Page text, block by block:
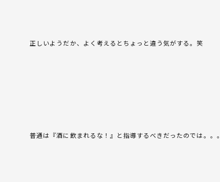
正しいようだか、よく考えるとちょっと違う気がする。笑
普通は『酒に飲まれるな！』と指導するべきだったのでは。。。